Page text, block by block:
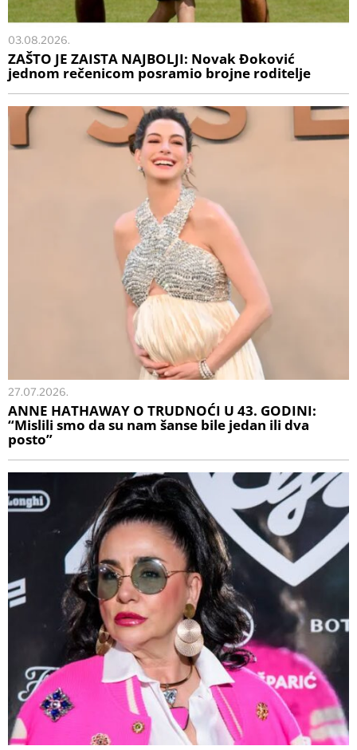
03.08.2026.
ZAŠTO JE ZAISTA NAJBOLJI: Novak Đoković
jednom rečenicom posramio brojne roditelje
27.07.2026.
ANNE HATHAWAY O TRUDNOĆI U 43. GODINI:
“Mislili smo da su nam šanse bile jedan ili dva
posto”